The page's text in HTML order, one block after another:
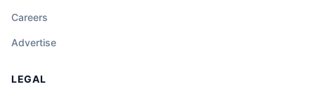
Careers
Advertise
LEGAL